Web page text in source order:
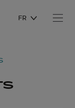
FR